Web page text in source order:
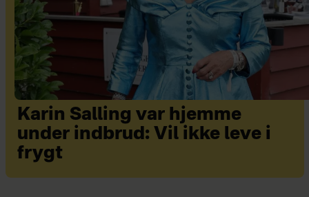
Karin Salling var hjemme
under indbrud: Vil ikke leve i
frygt